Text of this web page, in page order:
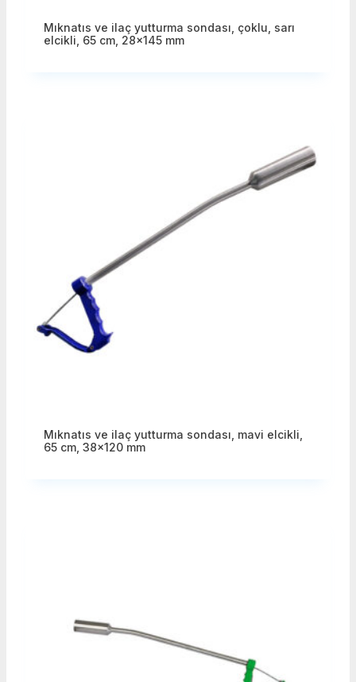
Mıknatıs ve ilaç yutturma sondası, çoklu, sarı
elcikli, 65 cm, 28×145 mm
Mıknatıs ve ilaç yutturma sondası, mavi elcikli,
65 cm, 38×120 mm